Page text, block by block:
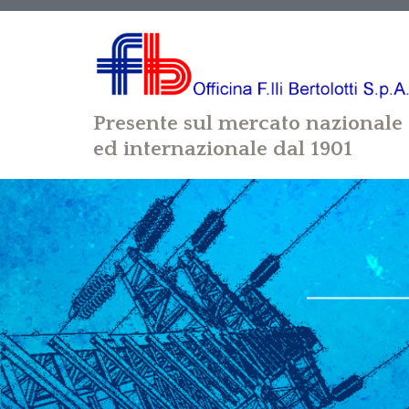
Presente sul mercato nazionale
ed internazionale dal 1901